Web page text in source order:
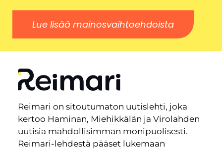
Lue lisää mainosvaihtoehdoista
Reimari on sitoutumaton uutislehti, joka
kertoo Haminan, Miehikkälän ja Virolahden
uutisia mahdollisimman monipuolisesti.
Reimari-lehdestä pääset lukemaan